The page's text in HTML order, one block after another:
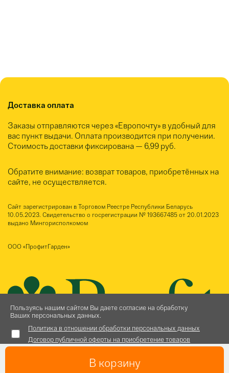
В корзину
Доставка оплата
Заказы отправляются через «Европочту» в удобный для
вас пункт выдачи. Оплата производится при получении.
Стоимость доставки фиксирована — 6,99 руб.
Обратите внимание: возврат товаров, приобретённых на
сайте, не осуществляется.
Сайт зарегистрирован в Торговом Реестре Республики Беларусь
10.05.2023. Свидетельство о госрегистрации № 193667485 от 20.01.2023
выдано Мингорисполкомом
ООО «ПрофитГарден»
Пользуясь нашим сайтом Вы даете согласие на обработку
Ваших персональных данных.
Политика в отношении обработки персональных данных
Договор публичной оферты на приобретение товаров
Принять